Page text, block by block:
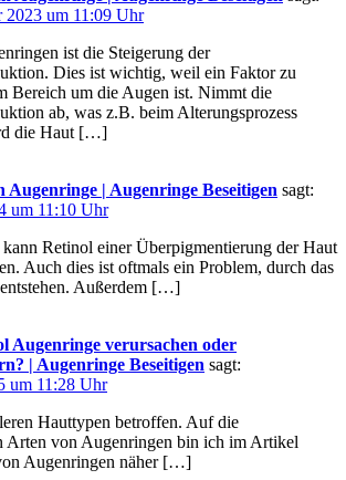
2023 um 11:09 Uhr
ist die Steigerung der
Dies ist wichtig, weil ein Faktor zu
Bereich um die Augen ist. Nimmt die
ab, was z.B. beim Alterungsprozess
die Haut […]
Augenringe | Augenringe Beseitigen sagt:
um 11:10 Uhr
Retinol einer Überpigmentierung der Haut
Auch dies ist oftmals ein Problem, durch das
Außerdem […]
Augenringe verursachen oder
| Augenringe Beseitigen sagt:
um 11:28 Uhr
Hauttypen betroffen. Auf die
Arten von Augenringen bin ich im Artikel
Augenringen näher […]